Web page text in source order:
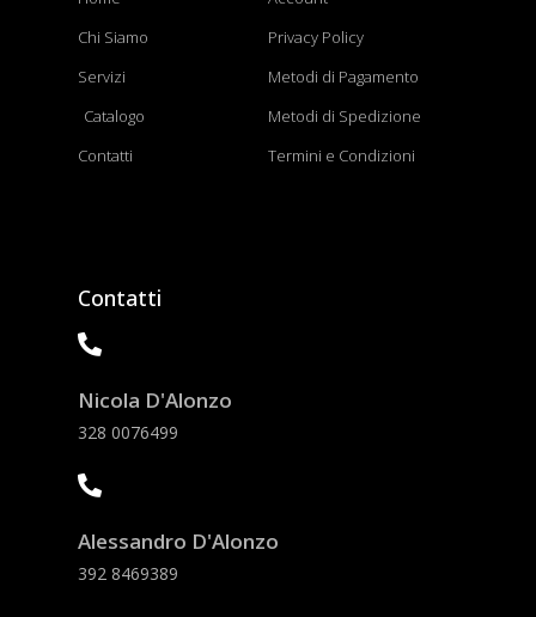
Chi Siamo
Servizi
Catalogo
Contatti
Privacy Policy
Metodi di Pagamento
Metodi di Spedizione
Termini e Condizioni
Contatti
Nicola D'Alonzo
328 0076499
Alessandro D'Alonzo
392 8469389